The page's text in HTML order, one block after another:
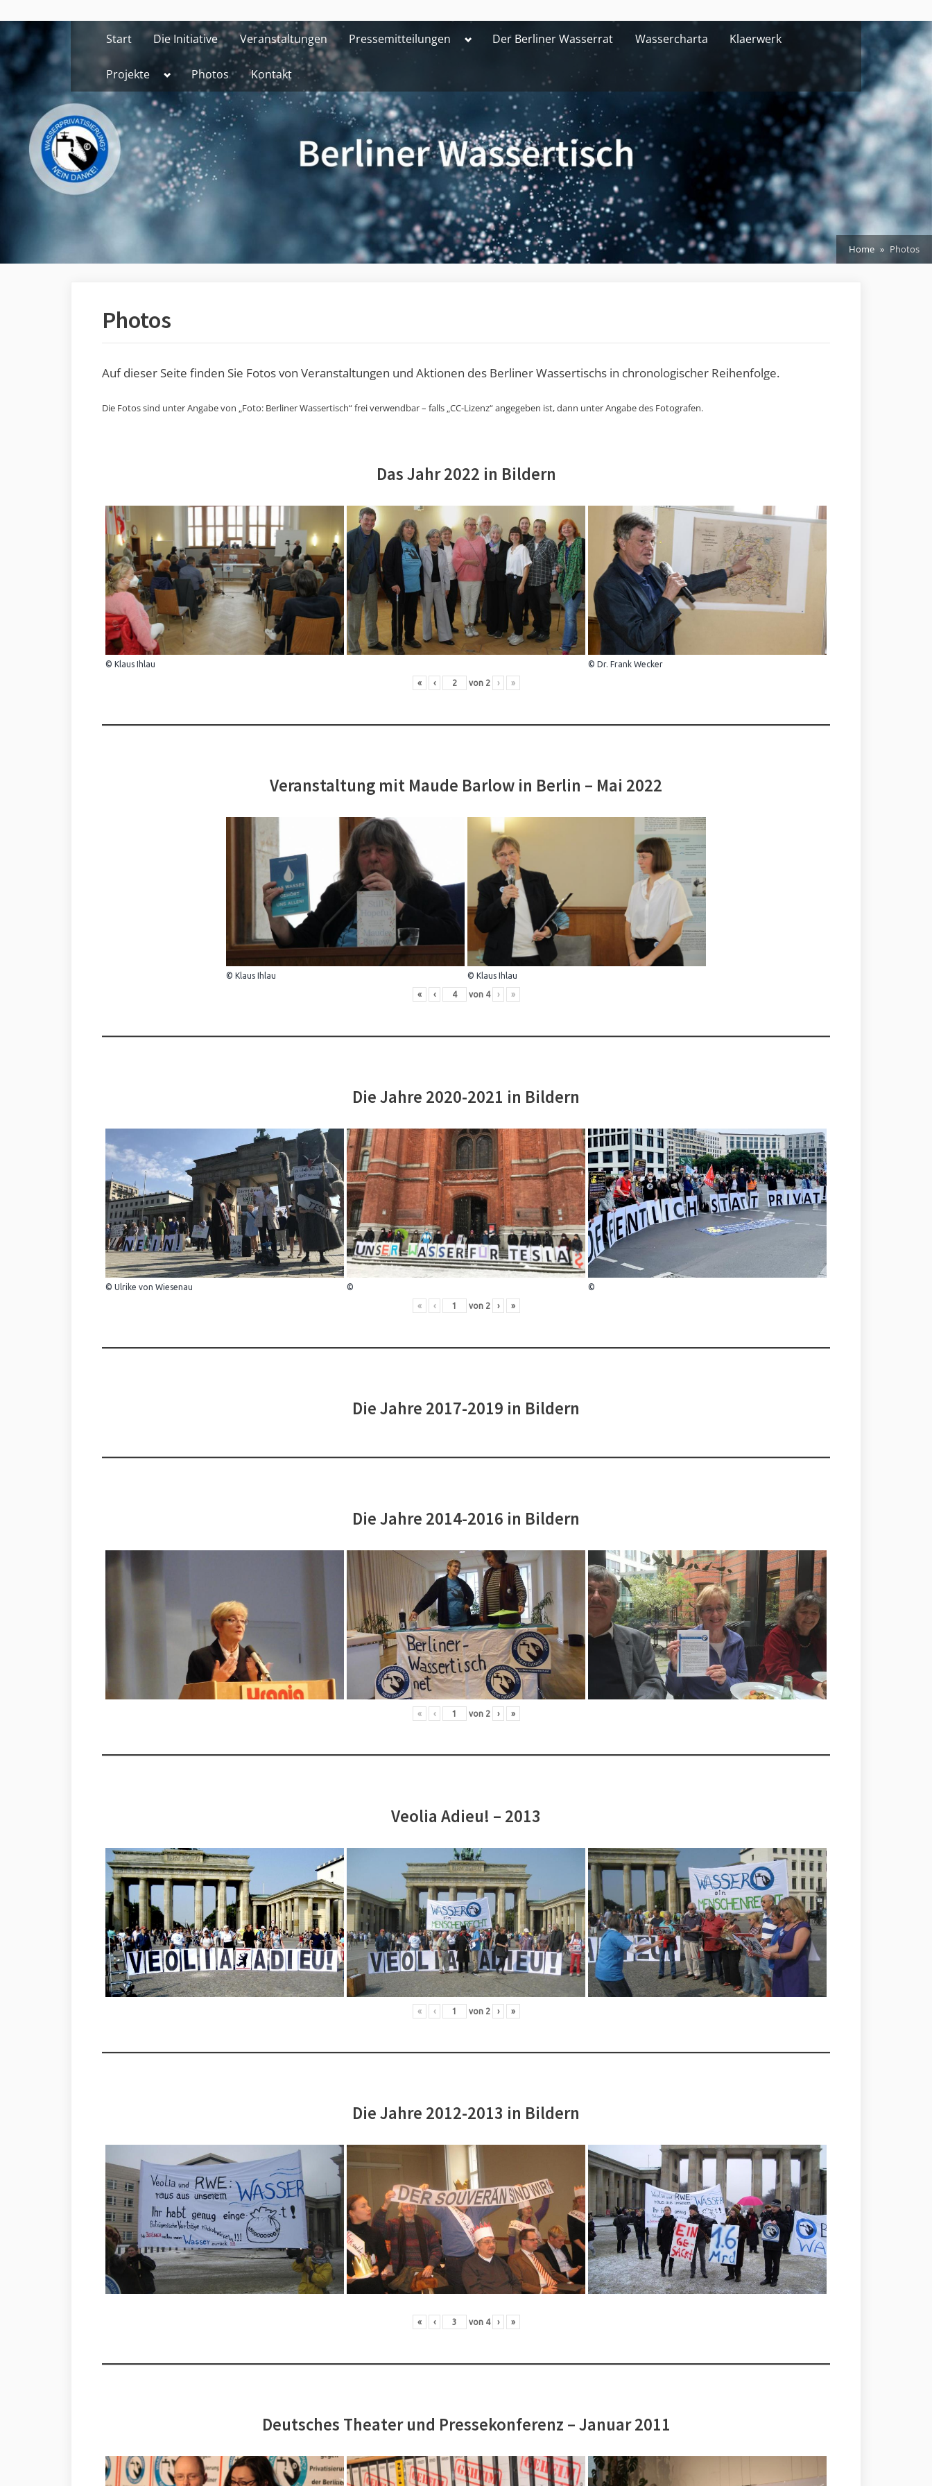
to
content
Start Die Initiative Veranstaltungen Pressemitteilungen ToggleDer Berliner Wasserrat Wassercharta Klaerwerk
Projekte Toggle
menu
Photos Kontakt
Home Photos
Photos
Auf dieser Seite finden Sie Fotos von Veranstaltungen und Aktionen des Berliner Wassertischs in chronologischer Reihenfolge.
Die Fotos sind unter Angabe von „Foto: Berliner Wassertisch“ frei verwendbar – falls „CC-Lizenz“ angegeben ist, dann unter Angabe des Fotografen.
Das Jahr 2022 in Bildern
© Klaus Ihlau © Dr. Frank Wecker
« ‹ von 2 › »
Veranstaltung mit Maude Barlow in Berlin – Mai 2022
© Klaus Ihlau © Klaus Ihlau
« ‹ von 4 › »
Die Jahre 2020-2021 in Bildern
© Ulrike von Wiesenau © ©
« ‹ von 2 › »
Die Jahre 2017-2019 in Bildern
Die Jahre 2014-2016 in Bildern
« ‹ von 2 › »
Veolia Adieu! – 2013
« ‹ von 2 › »
Die Jahre 2012-2013 in Bildern
« ‹ von 4 › »
Deutsches Theater und Pressekonferenz – Januar 2011